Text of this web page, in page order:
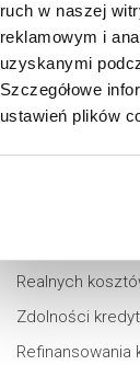
ruch w naszej
reklamowym i
uzyskanymi
Szczegółowe
ustawień plików
Kredytowe
Emerytalne
Realnych
Zdolności
Refinansowania